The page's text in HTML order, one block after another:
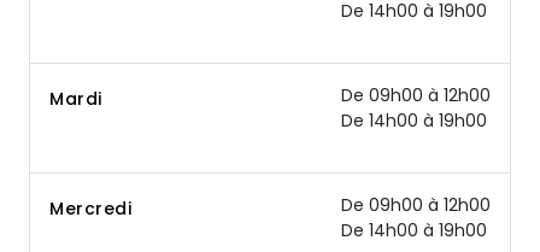
De 14h00 à 19h00
Mardi
De 09h00 à 12h00
De 14h00 à 19h00
Mercredi
De 09h00 à 12h00
De 14h00 à 19h00